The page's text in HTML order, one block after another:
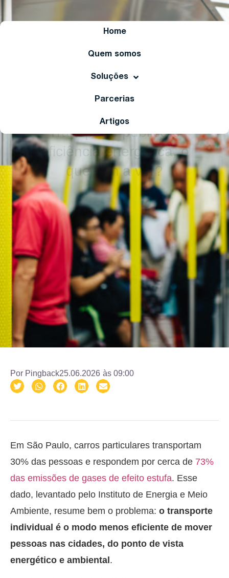
Home
Quem somos
Soluções
Parcerias
Artigos
Categoria
Transporte público e
eficiência energética, o
que tem a ver?
Por Pingback25.06.2026 às 09:00
Em São Paulo, carros particulares transportam
30% das pessoas e respondem por cerca de 73%
das emissões de gases de efeito estufa. Esse
dado, levantado pelo Instituto de Energia e Meio
Ambiente, resume bem o problema: o transporte
individual é o modo menos eficiente de mover
pessoas nas cidades, do ponto de vista
energético e ambiental .